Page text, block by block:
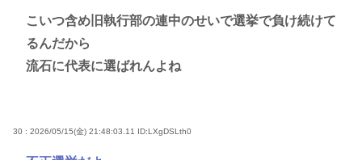
こいつ含め旧執行部の連中のせいで選挙で負け続けて
るんだから
流石に代表に選ばれんよね
30 : 2026/05/15(金) 21:48:03.11 ID:LXgDSLth0